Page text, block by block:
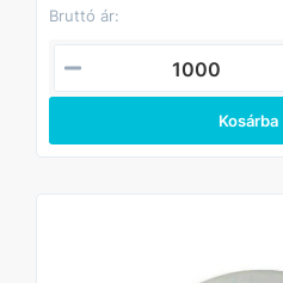
Bruttó ár:
Kosárba